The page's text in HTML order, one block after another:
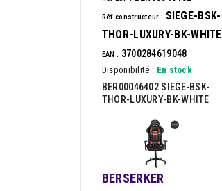
Réf constructeur : SIEGE-BSK-
THOR-LUXURY-BK-WHITE
EAN : 3700284619048
Disponibilité : En stock
BER00046402 SIEGE-BSK-
THOR-LUXURY-BK-WHITE
BERSERKER